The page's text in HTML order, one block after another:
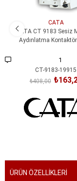
CATA
CATA CT 9183 Sesiz
Aydınlatma
1
CT-9183-19915
₺408,00
ÜRÜN ÖZELLIKLERI